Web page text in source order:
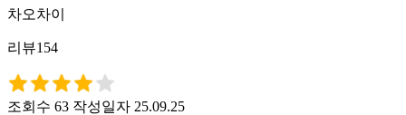
차오차이
리뷰154
조회수 63 작성일자 25.09.25